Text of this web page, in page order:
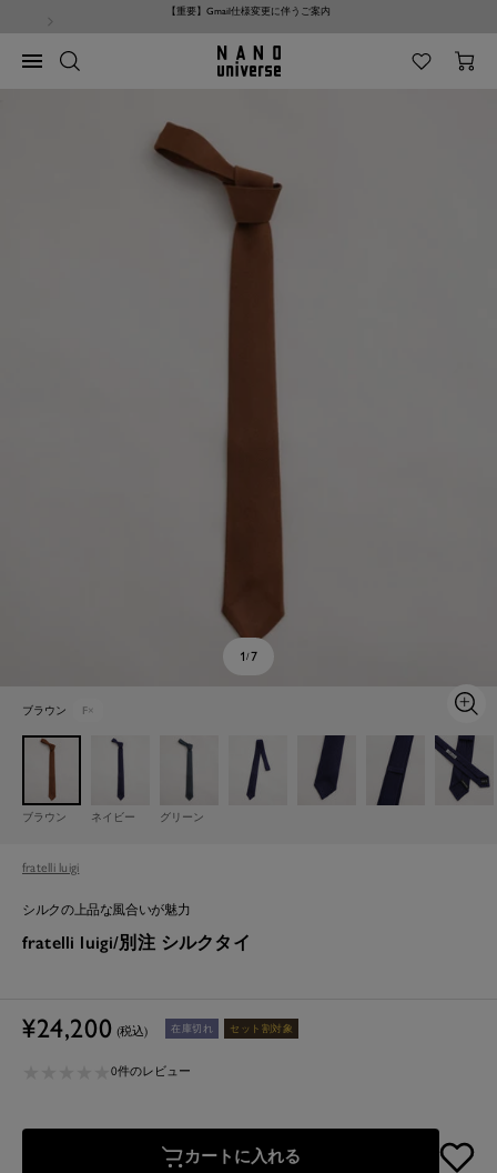
【重要】Gmail仕様変更に伴うご案内
ナ
NANO
universe
1/7
ブラウン F×
ズ
ム
イ
ン
ブラウン
ネイビー グリーン
fratelli luigi
シルクの上品な風合いが魅力
fratelli luigi/別注 シルクタイ
セ
格
¥24,200 (税込) 在庫切れ セット割対象
0件のレビュー
カートに入れる